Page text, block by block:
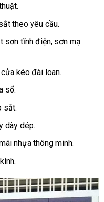
theo yêu cầu.
tĩnh điện, sơn mạ
kéo đài loan.
sổ.
sắt.
dày dép.
nhựa thông minh.